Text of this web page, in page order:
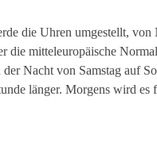
die Uhren umgestellt, von
mitteleuropäische
Nacht von Samstag auf
länger. Morgens wird es